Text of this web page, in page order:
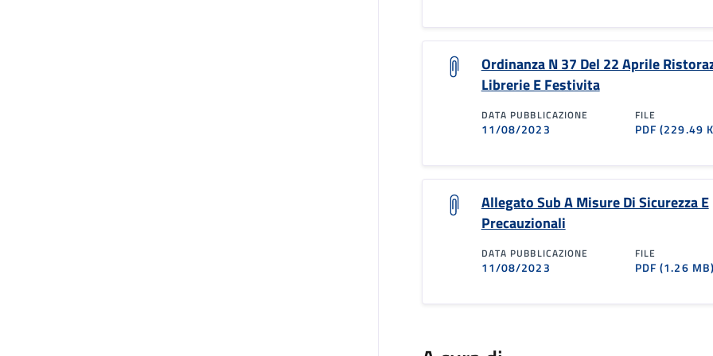
Ordinanza N 37 Del 22 Aprile
Librerie E Festivita
DATA PUBBLICAZIONE
11/08/2023
FILE
PDF(229.49
Allegato Sub A Misure Di Sicurezza E
Precauzionali
DATA PUBBLICAZIONE
11/08/2023
FILE
PDF(1.26 MB)